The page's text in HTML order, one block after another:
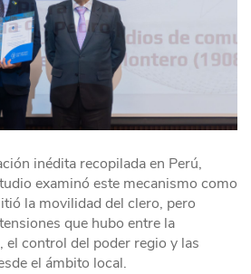
inédita recopilada en Perú,
examinó este mecanismo como
la movilidad del clero, pero
que hubo entre la
el control del poder regio y las
el ámbito local.